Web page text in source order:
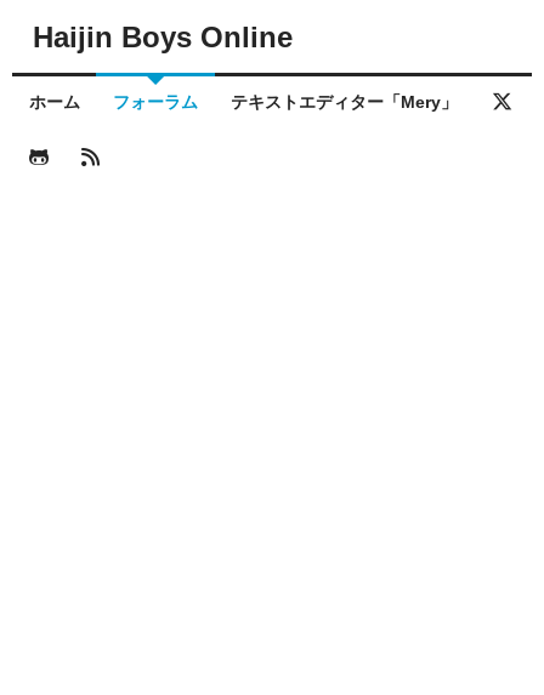
Haijin Boys Online
ホーム フォーラム テキストエディター「Mery」